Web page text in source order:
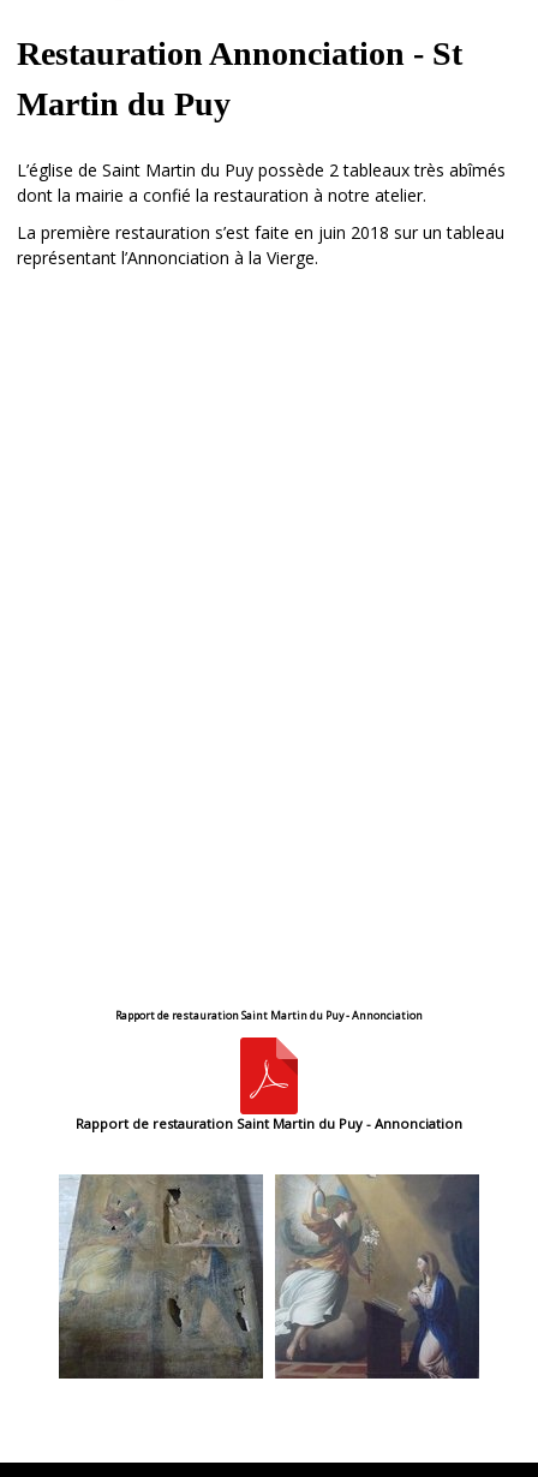
Restauration Annonciation - St
Martin du Puy
L’église de Saint Martin du Puy possède 2 tableaux très abîmés
dont la mairie a confié la restauration à notre atelier.
La première restauration s’est faite en juin 2018 sur un tableau
représentant l’Annonciation à la Vierge.
Rapport de restauration Saint Martin du Puy - Annonciation
Rapport de restauration Saint Martin du Puy - Annonciation